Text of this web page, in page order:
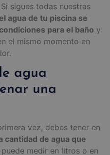
sigues todas nuestras
el agua de tu piscina se
para el baño y
el mismo momento en
agua
una
vez, debes tener en
cantidad de agua que
medir en litros o en